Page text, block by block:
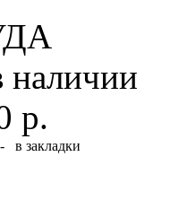
наличии
р.
в закладки